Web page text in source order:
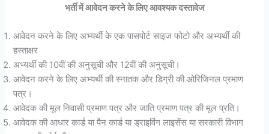
भर्ती में आवेदन करने के लिए आवश्यक दस्तावेज
आवेदन करने के लिए अभ्यर्थी के एक पासपोर्ट साइज फोटो और अभ्यर्थी की
हस्ताक्षर
अभ्यर्थी की 10वीं की अनुसूची और 12वीं की अनुसूची।
आवेदन करने के लिए अभ्यर्थी की स्नातक और डिग्री की ओरिजिनल प्रमाण
पत्र।
आवेदक की मूल निवासी प्रमाण पत्र और जाति प्रमाण पत्र की मूल प्रति।
आवेदक की आधार कार्ड या पैन कार्ड या ड्राइविंग लाइसेंस या सरकारी विभाग